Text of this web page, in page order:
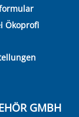
Ökoprofi
GMBH